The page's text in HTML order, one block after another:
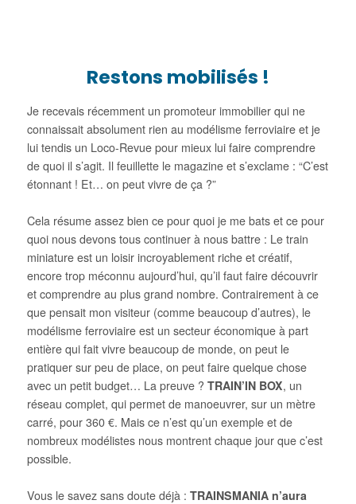
Restons mobilisés !
Je recevais récemment un promoteur immobilier qui ne
connaissait absolument rien au modélisme ferroviaire et je
lui tendis un Loco-Revue pour mieux lui faire comprendre
de quoi il s’agit. Il feuillette le magazine et s’exclame : “C’est
étonnant ! Et… on peut vivre de ça ?”
Cela résume assez bien ce pour quoi je me bats et ce pour
quoi nous devons tous continuer à nous battre : Le train
miniature est un loisir incroyablement riche et créatif,
encore trop méconnu aujourd’hui, qu’il faut faire découvrir
et comprendre au plus grand nombre. Contrairement à ce
que pensait mon visiteur (comme beaucoup d’autres), le
modélisme ferroviaire est un secteur économique à part
entière qui fait vivre beaucoup de monde, on peut le
pratiquer sur peu de place, on peut faire quelque chose
avec un petit budget… La preuve ? TRAIN’IN BOX, un
réseau complet, qui permet de manoeuvrer, sur un mètre
carré, pour 360 €. Mais ce n’est qu’un exemple et de
nombreux modélistes nous montrent chaque jour que c’est
possible.
Vous le savez sans doute déjà : TRAINSMANIA n’aura